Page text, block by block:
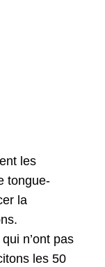
les
tongue-
la
n’ont pas
les 50